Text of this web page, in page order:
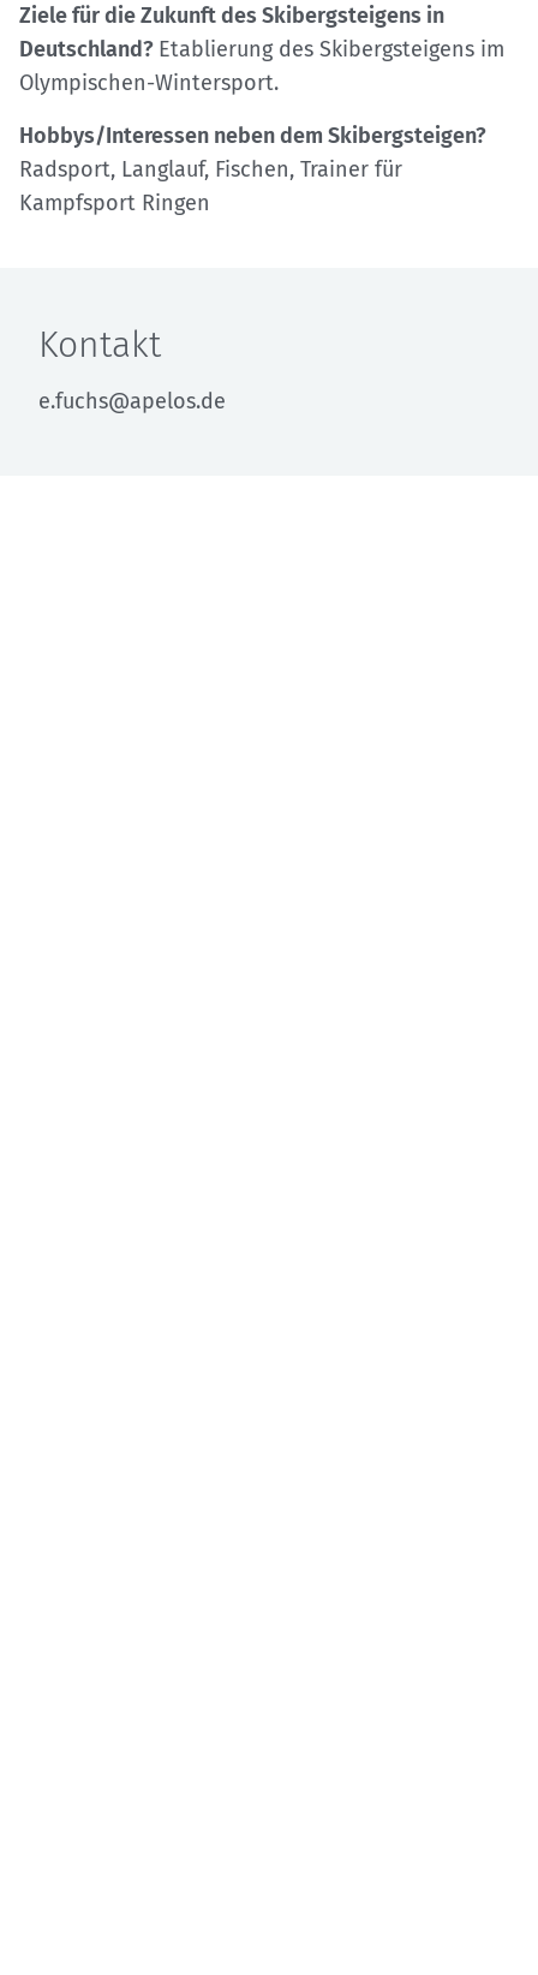
Ziele für die Zukunft des Skibergsteigens in
Deutschland? Etablierung des Skibergsteigens im
Olympischen-Wintersport.
Hobbys/Interessen neben dem Skibergsteigen?
Radsport, Langlauf, Fischen, Trainer für
Kampfsport Ringen
Kontakt
e.fuchs@apelos.de